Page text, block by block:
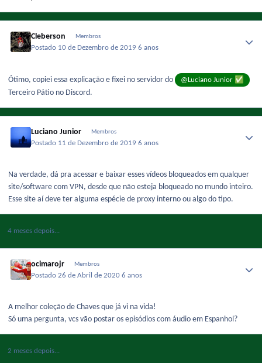
Cleberson Membros
Postado 10 de Dezembro de 20196 anos
Ótimo, copiei essa explicação e fixei no servidor do @Luciano Junior ✅
Terceiro Pátio no Discord.
Luciano Junior Membros
Postado 11 de Dezembro de 20196 anos
Na verdade, dá pra acessar e baixar esses vídeos bloqueados em qualquer
site/software com VPN, desde que não esteja bloqueado no mundo inteiro.
Esse site aí deve ter alguma espécie de proxy interno ou algo do tipo.
4 meses depois...
ocimarojr Membros
Postado26 de Abril de 20206 anos
A melhor coleção de Chaves que já vi na vida!
Só uma pergunta, vcs vão postar os episódios com áudio em Espanhol?
2 meses depois...